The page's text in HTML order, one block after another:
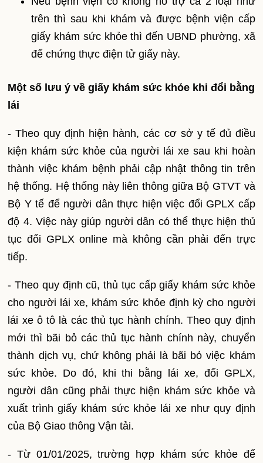
trên thì sau khi khám và được bệnh viện cấp
giấy khám sức khỏe thì đến UBND phường, xã
để chứng thực điện tử giấy này.
Một số lưu ý về giấy khám sức khỏe khi đổi bằng
lái
- Theo quy định hiện hành, các cơ sở y tế đủ điều
kiện khám sức khỏe của người lái xe sau khi hoàn
thành việc khám bệnh phải cập nhật thông tin trên
hệ thống. Hệ thống này liên thông giữa Bộ GTVT và
Bộ Y tế để người dân thực hiện việc đổi GPLX cấp
độ 4. Việc này giúp người dân có thể thực hiện thủ
tục đổi GPLX online mà không cần phải đến trực
tiếp.
- Theo quy định cũ, thủ tục cấp giấy khám sức khỏe
cho người lái xe, khám sức khỏe định kỳ cho người
lái xe ô tô là các thủ tục hành chính. Theo quy định
mới thì bãi bỏ các thủ tục hành chính này, chuyển
thành dịch vụ, chứ không phải là bãi bỏ việc khám
sức khỏe. Do đó, khi thi bằng lái xe, đổi GPLX,
người dân cũng phải thực hiện khám sức khỏe và
xuất trình giấy khám sức khỏe lái xe như quy định
của Bộ Giao thông Vận tải.
- Từ 01/01/2025, trường hợp khám sức khỏe để